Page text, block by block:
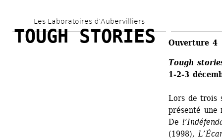
au
contenu
Les Laboratoires d’Aubervilliers
TOUGH STORIES Ouverture 4
Tough
1-2-3
Lors de trois
présenté une
De
(1998),